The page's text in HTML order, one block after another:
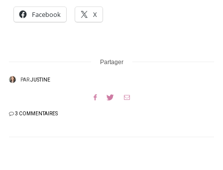
Facebook X
Partager
PARJUSTINE
3 COMMENTAIRES